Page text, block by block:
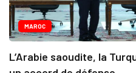
MAROC
L’Arabie saoudite, la